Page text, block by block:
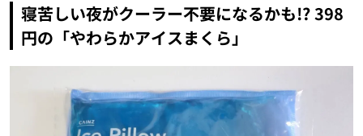
寝苦しい夜がクーラー不要になるかも!? 398
円の「やわらかアイスまくら」